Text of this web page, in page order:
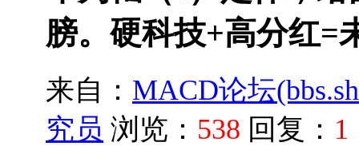
膀。硬科技+高分红=
来自： MACD论坛
究员 浏览： 538 回复： 1